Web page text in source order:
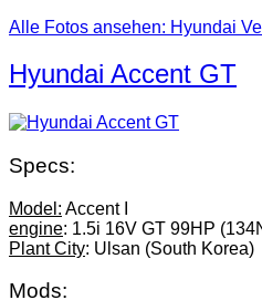
Alle Fotos ansehen: Hyundai
Hyundai Accent GT
Specs:
Model: Accent I
engine: 1.5i 16V GT 99HP
Plant City: Ulsan (South Korea)
Mods: